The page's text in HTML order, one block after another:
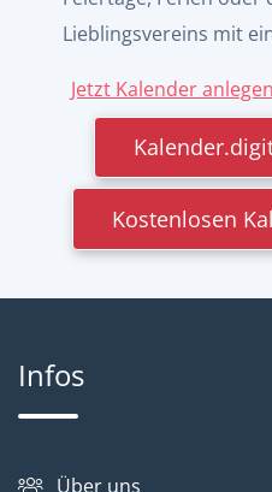
Lieblingsvereins mit
Jetzt Kalender
Kostenlosen
Infos
Über uns